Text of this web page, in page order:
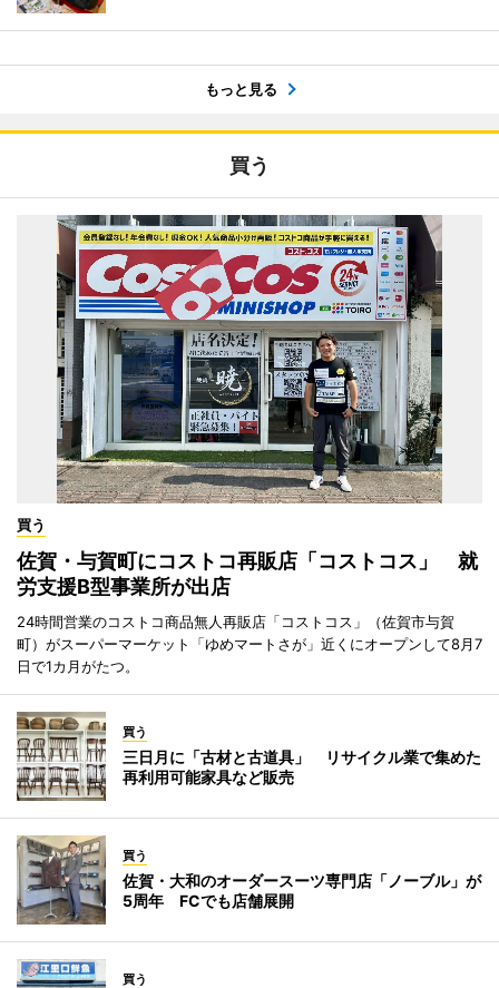
もっと見る
買う
買う
佐賀・与賀町にコストコ再販店「コストコス」 就
労支援B型事業所が出店
24時間営業のコストコ商品無人再販店「コストコス」（佐賀市与賀
町）がスーパーマーケット「ゆめマートさが」近くにオープンして8月7
日で1カ月がたつ。
買う
三日月に「古材と古道具」 リサイクル業で集めた
再利用可能家具など販売
買う
佐賀・大和のオーダースーツ専門店「ノーブル」が
5周年 FCでも店舗展開
買う